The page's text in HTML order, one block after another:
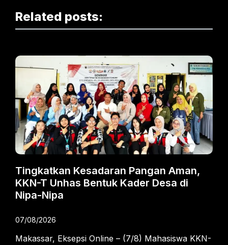
Related posts:
Tingkatkan Kesadaran Pangan Aman,
KKN-T Unhas Bentuk Kader Desa di
Nipa-Nipa
07/08/2026
Makassar, Eksepsi Online – (7/8) Mahasiswa KKN-